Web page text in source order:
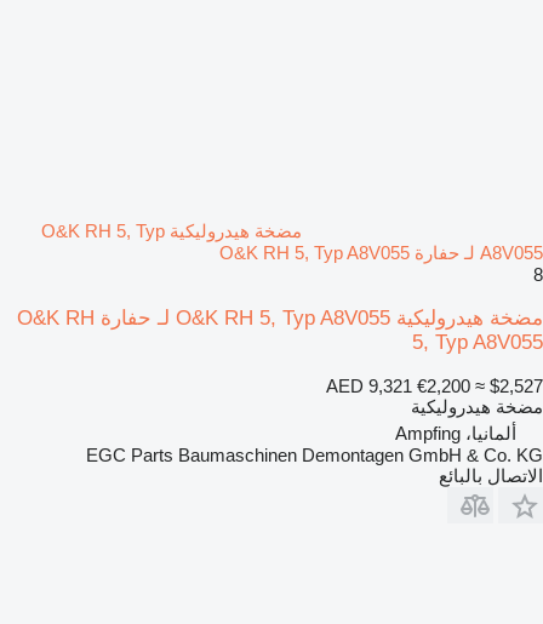
مضخة هيدروليكية O&K RH 5, Typ
A8V055 لـ حفارة O&K RH 5, Typ A8V055
8
مضخة هيدروليكية O&K RH 5, Typ A8V055 لـ حفارة O&K RH
5, Typ A8V055
AED 9,321 €2,200 ≈ $2,527
مضخة هيدروليكية
ألمانيا، Ampfing
EGC Parts Baumaschinen Demontagen GmbH & Co. KG
الاتصال بالبائع